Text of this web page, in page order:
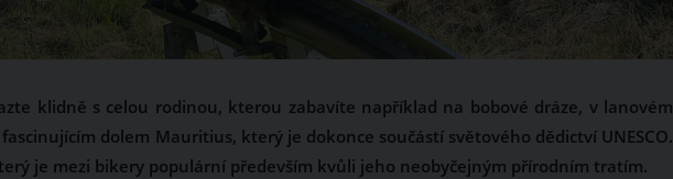
klidně s celou rodinou, kterou zabavíte například na bobové dráze, v lanovém
dolem Mauritius, který je dokonce součástí světového dědictví UNESCO.
je mezi bikery populární především kvůli jeho neobyčejným přírodním tratím.